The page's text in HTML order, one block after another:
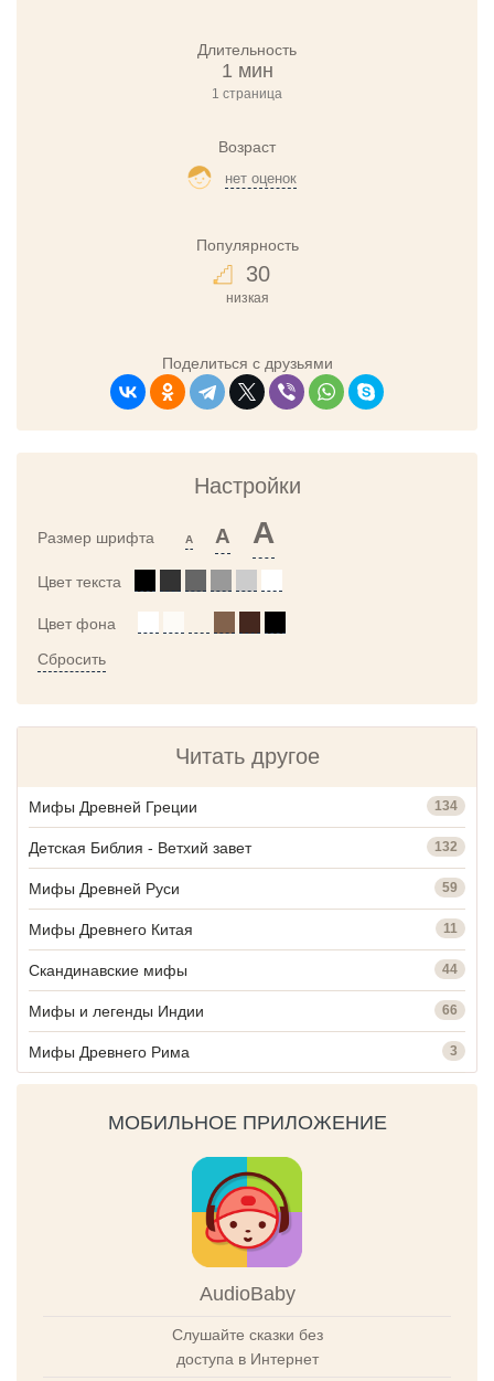
Длительность
1 мин
1 страница
Возраст
нет оценок
Популярность
30
низкая
Поделиться с друзьями
Настройки
Размер шрифта A A A
Цвет текста
Цвет фона
Сбросить
Читать другое
Мифы Древней Греции 134
Детская Библия - Ветхий завет 132
Мифы Древней Руси 59
Мифы Древнего Китая 11
Скандинавские мифы 44
Мифы и легенды Индии 66
Мифы Древнего Рима 3
МОБИЛЬНОЕ ПРИЛОЖЕНИЕ
AudioBaby
Слушайте сказки без
доступа в Интернет